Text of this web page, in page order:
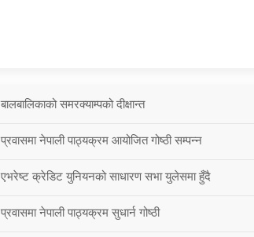
बालबालिकाको समरक्याम्पको दीक्षान्त
प्रवासमा नेपाली पाठ्यक्रम आयोजित गोष्ठी सम्पन्न
एभरेष्ट क्रेडिट युनियनको साधारण सभा युलेसमा हुँदै
प्रवासमा नेपाली पाठ्यक्रम सुधार्न गोष्ठी